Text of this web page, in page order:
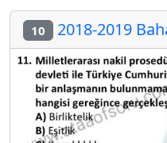
10 2018-2019